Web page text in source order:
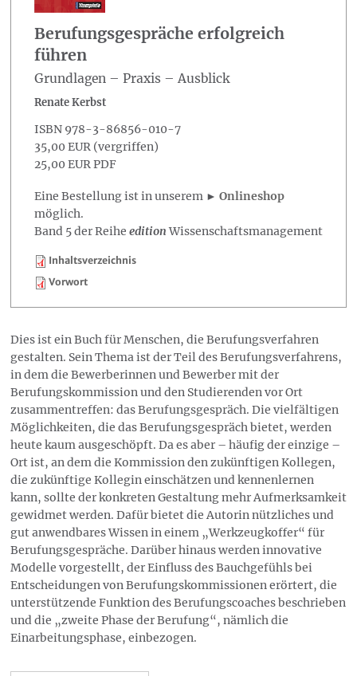
Berufungsgespräche erfolgreich
führen
Grundlagen – Praxis – Ausblick
Renate Kerbst
ISBN 978-3-86856-010-7
35,00 EUR (vergriffen)
25,00 EUR PDF
Eine Bestellung ist in unserem ►Onlineshop
möglich.
Band 5 der ReiheeditionWissenschaftsmanagement
Inhaltsverzeichnis
Vorwort
Dies ist ein Buch für Menschen, die Berufungsverfahren
gestalten. Sein Thema ist der Teil des Berufungsverfahrens,
in dem die Bewerberinnen und Bewerber mit der
Berufungskommission und den Studierenden vor Ort
zusammentreffen: das Berufungsgespräch. Die vielfältigen
Möglichkeiten, die das Berufungsgespräch bietet, werden
heute kaum ausgeschöpft. Da es aber – häufig der einzige –
Ort ist, an dem die Kommission den zukünftigen Kollegen,
die zukünftige Kollegin einschätzen und kennenlernen
kann, sollte der konkreten Gestaltung mehr Aufmerksamkeit
gewidmet werden. Dafür bietet die Autorin nützliches und
gut anwendbares Wissen in einem „Werkzeugkoffer“ für
Berufungsgespräche. Darüber hinaus werden innovative
Modelle vorgestellt, der Einfluss des Bauchgefühls bei
Entscheidungen von Berufungskommissionen erörtert, die
unterstützende Funktion des Berufungscoaches beschrieben
und die „zweite Phase der Berufung“, nämlich die
Einarbeitungsphase, einbezogen.